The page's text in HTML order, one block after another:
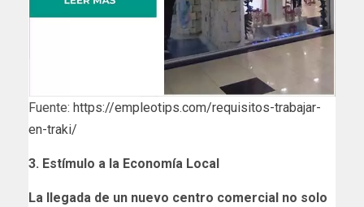
Fuente: https://empleotips.com/requisitos-trabajar-
en-traki/
3. Estímulo a la Economía Local
La llegada de un nuevo centro comercial no solo